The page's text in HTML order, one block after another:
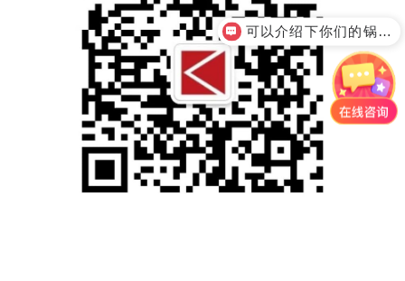
可以介绍下你们的锅炉产品么